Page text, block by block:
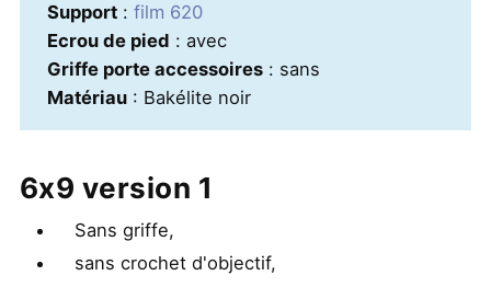
Support: film 620
Ecrou de pied : avec
Griffe porte accessoires: sans
Matériau: Bakélite noir
6x9 version 1
Sans griffe,
sans crochet d'objectif,